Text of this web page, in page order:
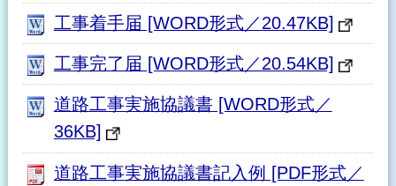
工事着手届 [WORD形式／20.47KB]
工事完了届 [WORD形式／20.54KB]
道路工事実施協議書 [WORD形式／
36KB]
道路工事実施協議書記入例 [PDF形式／